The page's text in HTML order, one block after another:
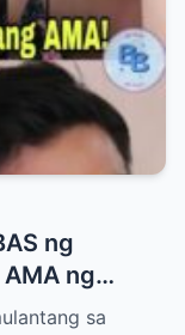
ng
AMA ng
sa